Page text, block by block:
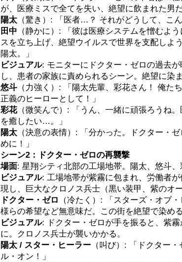
が、医療ミスで全てを失い、絶望に飲まれた男だ
陽太 （驚き）: 「医者…？ それがどうして、こ
田中 （静かに）: 「彼は医療システムを憎むよ
スを立ち上げ、絶望ウイルスで世界を支配しよ
陽太。」
ビジュアル: モニターにドクター・ゼロの過去
し、患者の家族に責められるシーン。絶望に染
悠斗 （力強く）: 「陽太先輩、彩花さん！ 俺た
正義のヒーローとして！」
彩花（微笑んで）: 「うん、一緒に頑張ろうね
を癒したい…。」
陽太 （決意の表情）: 「分かった。ドクター・
めに！」
シーン2：ドクター・ゼロの再襲撃
場面: 星翔シティ北部の工場地帯。陽太、悠斗、
ビジュアル: 工場地帯が紫霧に包まれ、労働者
現し、巨大なクロノス兵士（黒い装甲、紫のオ
ドクター・ゼロ
（冷たく）: 「スターズ・オブ
様らの希望など無意味だ。この街を絶望で染め
ビジュアル: ドクター・ゼロが手を振ると、紫
に。クロノス兵士が襲いかかる。
陽太 / スター・ヒーラー （叫び）: 「ドクター
ル・オン！」